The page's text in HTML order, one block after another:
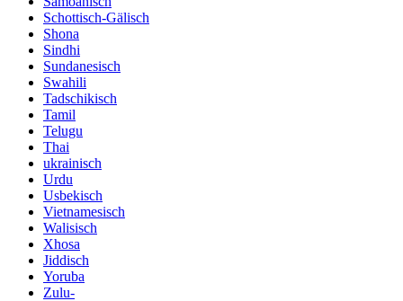
Schottisch-Gälisch
Shona
Sindhi
Sundanesisch
Swahili
Tadschikisch
Tamil
Telugu
Thai
ukrainisch
Urdu
Usbekisch
Vietnamesisch
Walisisch
Xhosa
Jiddisch
Yoruba
Zulu-